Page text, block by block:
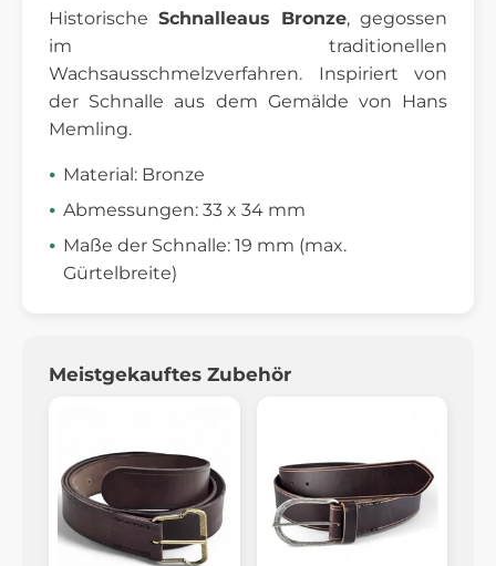
Historische Schnalleaus Bronze, gegossen
im traditionellen
Wachsausschmelzverfahren. Inspiriert von
der Schnalle aus dem Gemälde von Hans
Memling.
Material: Bronze
Abmessungen: 33 x 34 mm
Maße der Schnalle: 19 mm (max.
Gürtelbreite)
Meistgekauftes Zubehör